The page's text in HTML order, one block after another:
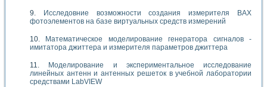
Исследовние возможности создания измерителя ВАХ
фотоэлементов на базе виртуальных средств измерений
Математическое моделирование генератора сигналов -
имитатора джиттера и измерителя параметров джиттера
Моделирование и экспериментальное исследование
линейных антенн и антенных решеток в учебной лаборатории
средствами LabVIEW